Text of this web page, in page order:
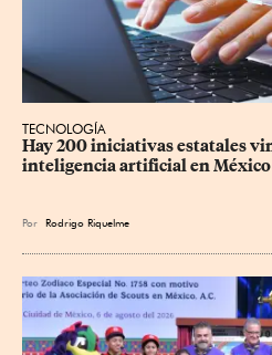
TECNOLOGÍA
Hay 200 iniciativas estatales
inteligencia artificial en México
Por Rodrigo Riquelme